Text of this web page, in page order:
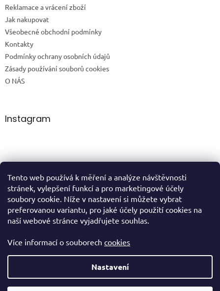
Tento web používá k měření a analýze návštěvnosti
stránek, vylepšení funkcí a pro marketingové účely
soubory cookie. Níže v nastavení si můžete vybrat
preferovanou variantu, pro jaké účely použití cookies na
naší webové stránce vyjadřujete souhlas.
Více informací o souborech cookies
Nastavení
Reklamace a vrácení zboží
Jak nakupovat
Všeobecné obchodní podmínky
Kontakty
Podmínky ochrany osobních údajů
Zásady používání souborů cookies
O NÁS
Instagram
Sledovat na Instagramu
domů